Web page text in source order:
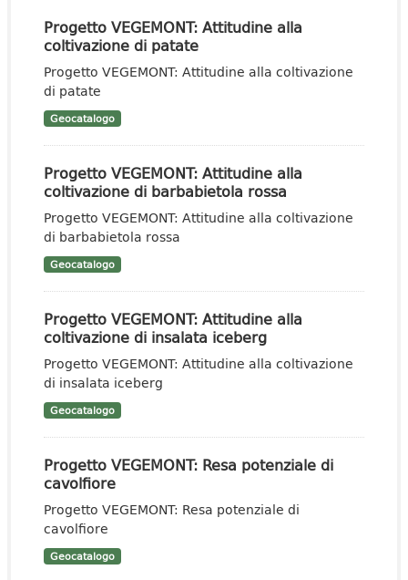
Progetto VEGEMONT: Attitudine alla
coltivazione di patate
Progetto VEGEMONT: Attitudine alla coltivazione
di patate
Geocatalogo
Progetto VEGEMONT: Attitudine alla
coltivazione di barbabietola rossa
Progetto VEGEMONT: Attitudine alla coltivazione
di barbabietola rossa
Geocatalogo
Progetto VEGEMONT: Attitudine alla
coltivazione di insalata iceberg
Progetto VEGEMONT: Attitudine alla coltivazione
di insalata iceberg
Geocatalogo
Progetto VEGEMONT: Resa potenziale di
cavolfiore
Progetto VEGEMONT: Resa potenziale di
cavolfiore
Geocatalogo